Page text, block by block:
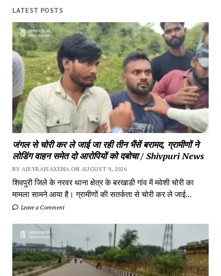
LATEST POSTS
जंगल से चोरी कर ले जाई जा रही तीन भैंसें बरामद, ग्रामीणों ने
लोडिंग वाहन समेत दो आरोपियों को दबोचा / Shivpuri News
BY AJEYRAJSAXENA ON AUGUST 9, 2026
शिवपुरी जिले के नरवर थाना क्षेत्र के बरखाडी गांव में मवेशी चोरी का
मामला सामने आया है। ग्रामीणों की सतर्कता से चोरी कर ले जाई...
Leave a Comment